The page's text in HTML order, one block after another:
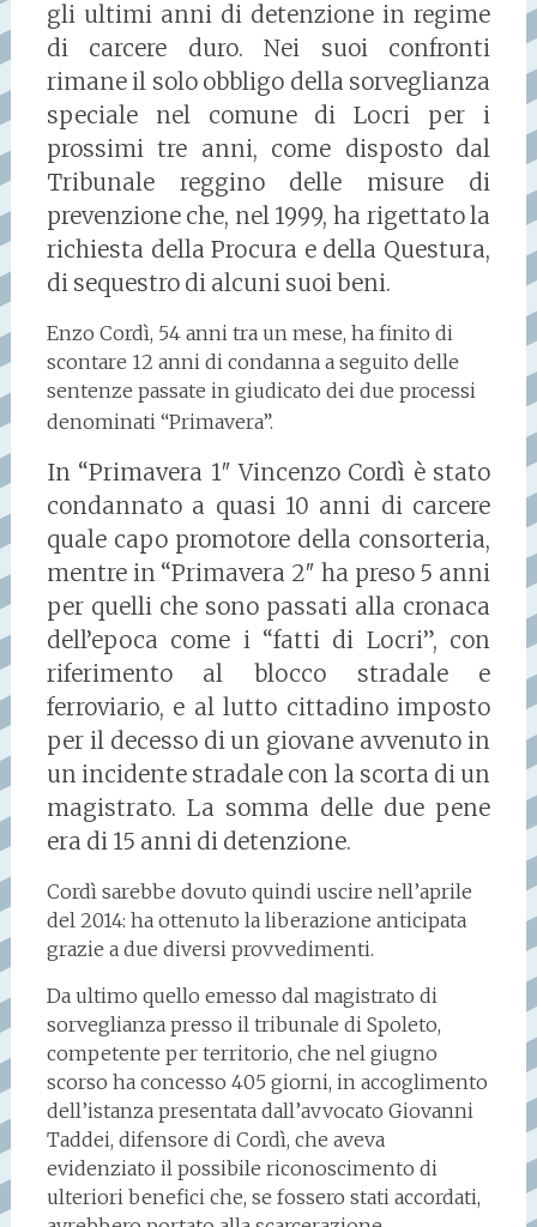
gli ultimi anni di detenzione in regime
di carcere duro. Nei suoi confronti
rimane il solo obbligo della sorveglianza
speciale nel comune di Locri per i
prossimi tre anni, come disposto dal
Tribunale reggino delle misure di
prevenzione che, nel 1999, ha rigettato la
richiesta della Procura e della Questura,
di sequestro di alcuni suoi beni.
Enzo Cordì, 54 anni tra un mese, ha finito di
scontare 12 anni di condanna a seguito delle
sentenze passate in giudicato dei due processi
denominati “Primavera”.
In “Primavera 1″ Vincenzo Cordì è stato
condannato a quasi 10 anni di carcere
quale capo promotore della consorteria,
mentre in “Primavera 2″ ha preso 5 anni
per quelli che sono passati alla cronaca
dell’epoca come i “fatti di Locri”, con
riferimento al blocco stradale e
ferroviario, e al lutto cittadino imposto
per il decesso di un giovane avvenuto in
un incidente stradale con la scorta di un
magistrato. La somma delle due pene
era di 15 anni di detenzione.
Cordì sarebbe dovuto quindi uscire nell’aprile
del 2014: ha ottenuto la liberazione anticipata
grazie a due diversi provvedimenti.
Da ultimo quello emesso dal magistrato di
sorveglianza presso il tribunale di Spoleto,
competente per territorio, che nel giugno
scorso ha concesso 405 giorni, in accoglimento
dell’istanza presentata dall’avvocato Giovanni
Taddei, difensore di Cordì, che aveva
evidenziato il possibile riconoscimento di
ulteriori benefici che, se fossero stati accordati,